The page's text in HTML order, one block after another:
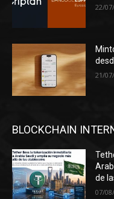
22/
21/
BLOCKCHAIN
de
07/